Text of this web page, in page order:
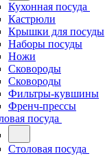
Кухонная посуда
Кастрюли
Крышки для посуды
Наборы посуды
Ножи
Сковороды
Сковороды
Фильтры-кувшины
Френч-прессы
посуда
Столовая посуда